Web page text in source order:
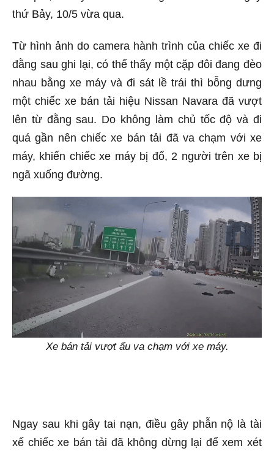
thứ Bảy, 10/5 vừa qua.
Từ hình ảnh do camera hành trình của chiếc xe đi
đằng sau ghi lại, có thể thấy một cặp đôi đang đèo
nhau bằng xe máy và đi sát lề trái thì bỗng dưng
một chiếc xe bán tải hiệu Nissan Navara đã vượt
lên từ đằng sau. Do không làm chủ tốc độ và đi
quá gần nên chiếc xe bán tải đã va chạm với xe
máy, khiến chiếc xe máy bị đổ, 2 người trên xe bị
ngã xuống đường.
Xe bán tải vượt ẩu va chạm với xe máy.
Ngay sau khi gây tai nạn, điều gây phẫn nộ là tài
xế chiếc xe bán tải đã không dừng lại để xem xét